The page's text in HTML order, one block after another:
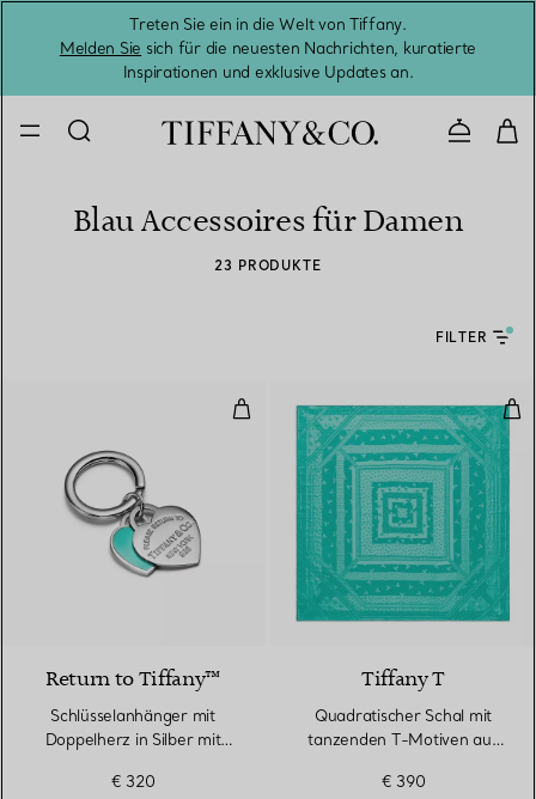
Treten Sie ein in die Welt von Tiffany.
Melden Sie sich für die neuesten Nachrichten, kuratierte
Inspirationen und exklusive Updates an.
Blau Accessoires für Damen
23 PRODUKTE
FILTER
Schlüsselanhänger mit
Return to Tiffany™
Schlüsselanhänger mit
Doppelherz in Silber mit
€ 320
Tiffany T
Quadratischer Schal mit
tanzenden T-Motiven aus
Blue®
€ 390